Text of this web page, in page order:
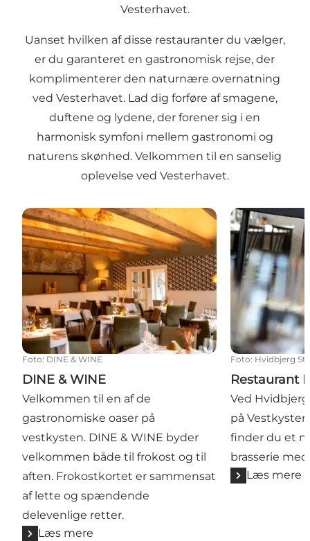
Vesterhavet.
Uanset hvilken af disse restauranter du vælger,
er du garanteret en gastronomisk rejse, der
komplimenterer den naturnære overnatning
ved Vesterhavet. Lad dig forføre af smagene,
duftene og lydene, der forener sig i en
harmonisk symfoni mellem gastronomi og
naturens skønhed. Velkommen til en sanselig
oplevelse ved Vesterhavet.
DINE & WINE
Foto: DINE & WINE
DINE & WINE
Velkommen til en af de
gastronomiske oaser på
vestkysten. DINE & WINE byder
velkommen både til frokost og til
aften. Frokostkortet er sammensat
af lette og spændende
delevenlige retter.
Læs mere
Restaurant
Foto: Hvidbjerg
Restaurant
Ved
på
finder du et
brasserie
Læs mere